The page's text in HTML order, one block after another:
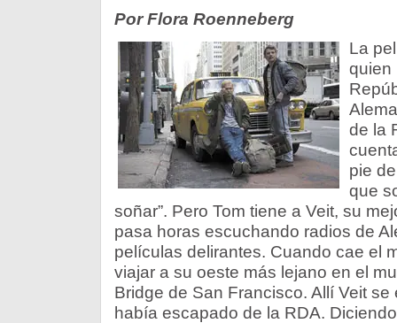
Por Flora Roenneberg
La
quien
de la
pie
que
soñar”. Pero Tom tiene a Veit, su
pasa horas escuchando radios de
películas delirantes. Cuando cae el
viajar a su oeste más lejano en el
Bridge de San Francisco. Allí Veit
había escapado de la RDA.